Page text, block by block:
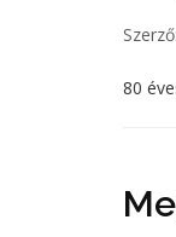
Szerző:
80